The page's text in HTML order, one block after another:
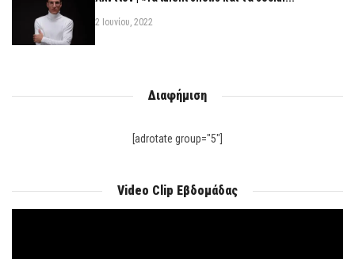
2 Ιουνίου, 2022
Διαφήμιση
[adrotate group="5"]
Video Clip Εβδομάδας